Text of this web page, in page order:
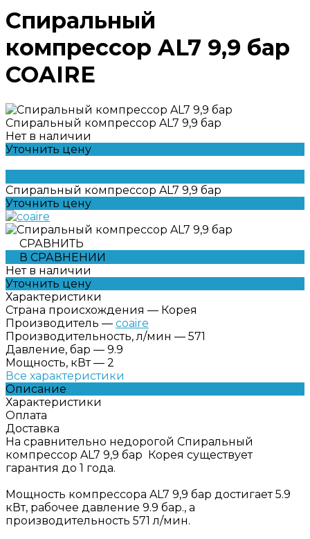
Спиральный
компрессор AL7 9,9 бар
COAIRE
Спиральный компрессор AL7 9,9 бар
Нет в наличии
Уточнить цену
Спиральный компрессор AL7 9,9 бар
Уточнить цену
СРАВНИТЬ
В СРАВНЕНИИ
Нет в наличии
Уточнить цену
Характеристики
Страна происхождения — Корея
Производитель — coaire
Производительность, л/мин — 571
Давление, бар — 9.9
Мощность, кВт — 2
Все характеристики
Описание
Характеристики
Оплата
Доставка
На сравнительно недорогой Спиральный
компрессор AL7 9,9 бар Корея существует
гарантия до 1 года.
Мощность компрессора AL7 9,9 бар достигает 5.9
кВт, рабочее давление 9.9 бар., а
производительность 571 л/мин.